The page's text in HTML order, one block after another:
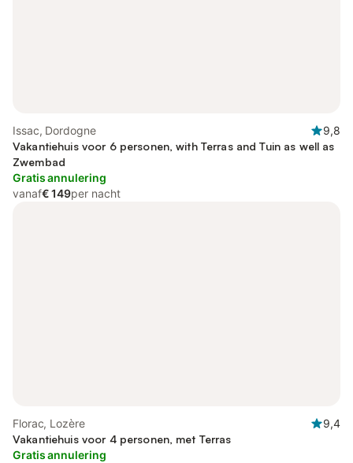
Issac, Dordogne
9,8
Vakantiehuis voor 6 personen, with Terras and Tuin as well as
Zwembad
Gratis annulering
vanaf€ 149per nacht
Florac, Lozère
9,4
Vakantiehuis voor 4 personen, met Terras
Gratis annulering